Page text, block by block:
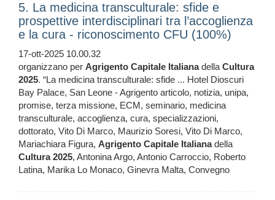
5. La medicina transculturale: sfide e
prospettive interdisciplinari tra l’accoglienza
e la cura - riconoscimento CFU (100%)
17-ott-2025 10.00.32
organizzano per Agrigento Capitale ItalianadellaCultura
2025. “La medicina transculturale: sfide ... Hotel Dioscuri
Bay Palace, San Leone - Agrigento articolo, notizia, unipa,
promise, terza missione, ECM, seminario, medicina
transculturale, accoglienza, cura, specializzazioni,
dottorato, Vito Di Marco, Maurizio Soresi, Vito Di Marco,
Mariachiara Figura, Agrigento Capitale Italianadella
Cultura 2025, Antonina Argo, Antonio Carroccio, Roberto
Latina, Marika Lo Monaco, Ginevra Malta, Convegno